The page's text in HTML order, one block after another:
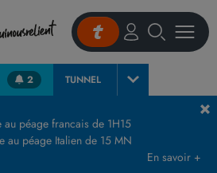
2 TUNNEL
péage francais de 1H15
péage Italien de 15 MN
En savoir +
Jusqu’au 5 octobre, votre badge télépéage et 20 € sur ATMB offerts
votre badge